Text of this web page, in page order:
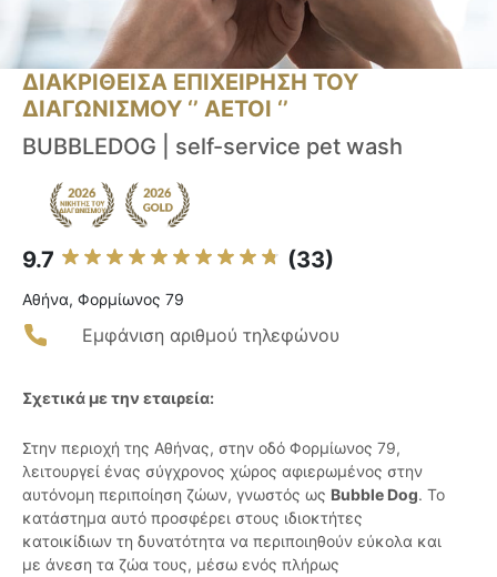
ΔΙΑΚΡΙΘΕΙΣΑ ΕΠΙΧΕΙΡΗΣΗ ΤΟΥ
ΔΙΑΓΩΝΙΣΜΟΥ ‘’ ΑΕΤΟΙ ‘’
BUBBLEDOG | self-service pet wash
9.7 (33)
Αθήνα, Φορμίωνος 79
Εμφάνιση αριθμού τηλεφώνου
Σχετικά με την εταιρεία:
Στην περιοχή της Αθήνας, στην οδό Φορμίωνος 79,
λειτουργεί ένας σύγχρονος χώρος αφιερωμένος στην
αυτόνομη περιποίηση ζώων, γνωστός ως Bubble Dog. Το
κατάστημα αυτό προσφέρει στους ιδιοκτήτες
κατοικίδιων τη δυνατότητα να περιποιηθούν εύκολα και
με άνεση τα ζώα τους, μέσω ενός πλήρως